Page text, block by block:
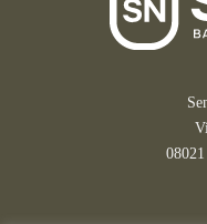
08021